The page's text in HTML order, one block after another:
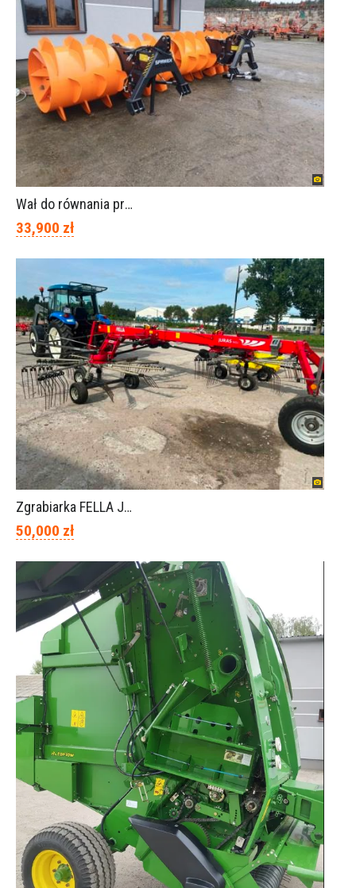
Wał do równania pryzm z kiszonką -TORNADO-SPAWEX
33,900 zł
Zgrabiarka FELLA JURA 1402
50,000 zł